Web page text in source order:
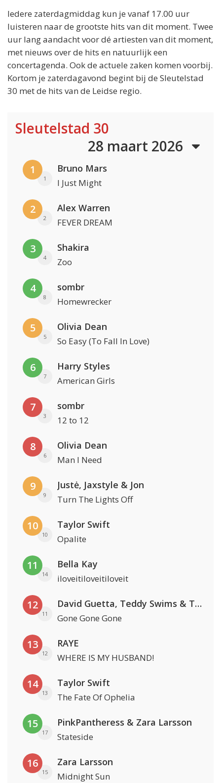
Iedere zaterdagmiddag kun je vanaf 17.00 uur
luisteren naar de grootste hits van dit moment. Twee
uur lang aandacht voor dé artiesten van dit moment,
met nieuws over de hits en natuurlijk een
concertagenda. Ook de actuele zaken komen voorbij.
Kortom je zaterdagavond begint bij de Sleutelstad
30 met de hits van de Leidse regio.
Sleutelstad 30
28 maart 2026
1
1
Bruno Mars
I Just Might
2
2
Alex Warren
FEVER DREAM
3
4
Shakira
Zoo
4
8
sombr
Homewrecker
5
5
Olivia Dean
So Easy (To Fall In Love)
6
7
Harry Styles
American Girls
7
3
sombr
12 to 12
8
6
Olivia Dean
Man I Need
9
9
Justė, Jaxstyle & Jon
Turn The Lights Off
10
10
Taylor Swift
Opalite
11
14
Bella Kay
iloveitiloveitiloveit
12
11
David Guetta, Teddy Swims & Tones And I
Gone Gone Gone
13
12
RAYE
WHERE IS MY HUSBAND!
14
13
Taylor Swift
The Fate Of Ophelia
15
17
PinkPantheress & Zara Larsson
Stateside
16
15
Zara Larsson
Midnight Sun